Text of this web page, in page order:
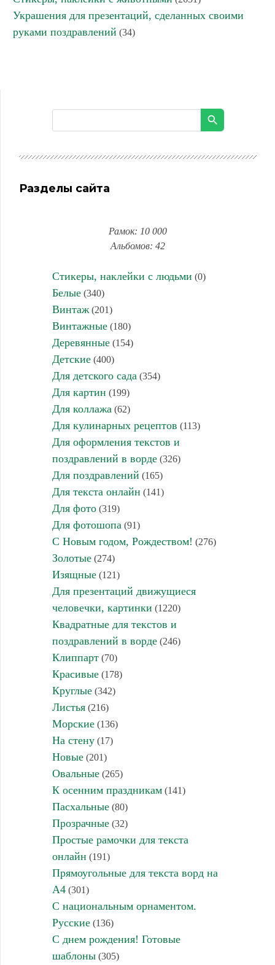
Украшения для презентаций, сделанных своими
руками поздравлений (34)
Разделы сайта
Рамок: 10 000
Альбомов: 42
Стикеры, наклейки с людьми (0)
Белые(340)
Винтаж(201)
Винтажные(180)
Деревянные(154)
Детские(400)
Для детского сада (354)
Для картин (199)
Для коллажа (62)
Для кулинарных рецептов (113)
Для оформления текстов и
поздравлений в ворде(326)
Для поздравлений (165)
Для текста онлайн (141)
Для фото(319)
Для фотошопа (91)
С Новым годом, Рождеством! (276)
Золотые(274)
Изящные(121)
Для презентаций движущиеся
человечки, картинки (1220)
Квадратные для текстов и
поздравлений в ворде(246)
Клиппарт(70)
Красивые(178)
Круглые(342)
Листья(216)
Морские(136)
На стену(17)
Новые(201)
Овальные(265)
К осенним праздникам(141)
Пасхальные(80)
Прозрачные(32)
Простые рамочки для текста
онлайн (191)
Прямоугольные для текста ворд на
А4(301)
С национальным орнаментом.
Русские(136)
С днем рождения! Готовые
шаблоны(305)